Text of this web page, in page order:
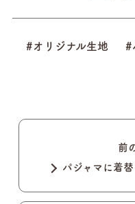
#オリジナル生地 #
前
パジャマに